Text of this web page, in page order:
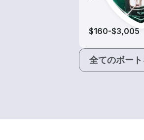
$160-$3,005
全てのボー